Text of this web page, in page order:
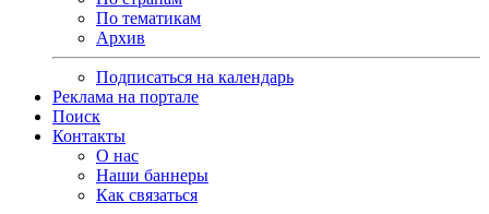
По тематикам
Архив
Подписаться на календарь
Реклама на портале
Поиск
Контакты
О нас
Наши баннеры
Как связаться